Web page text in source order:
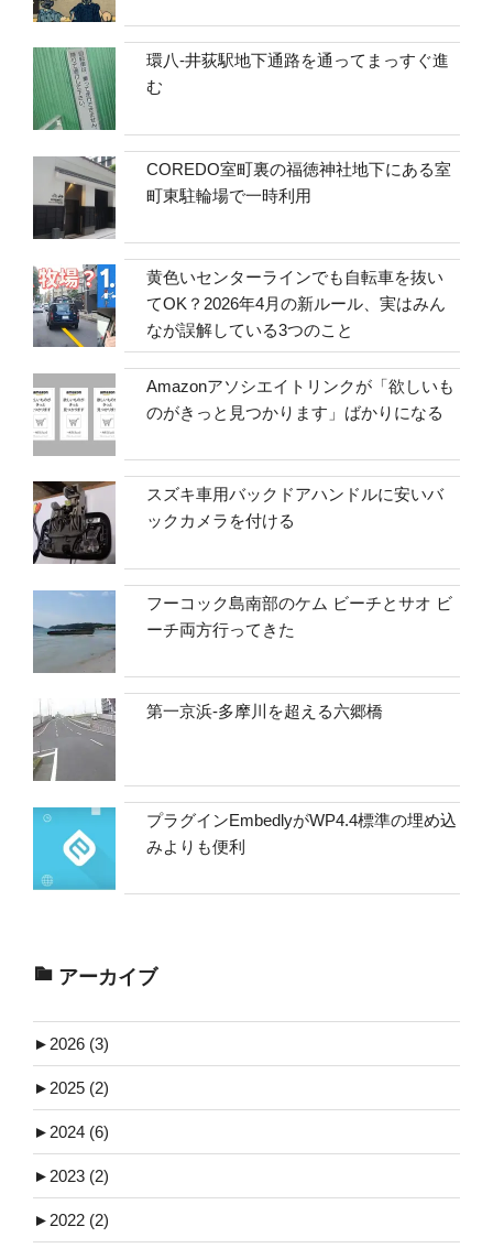
環八-井荻駅地下通路を通ってまっすぐ進
む
COREDO室町裏の福徳神社地下にある室
町東駐輪場で一時利用
黄色いセンターラインでも自転車を抜い
てOK？2026年4月の新ルール、実はみん
なが誤解している3つのこと
Amazonアソシエイトリンクが「欲しいも
のがきっと見つかります」ばかりになる
スズキ車用バックドアハンドルに安いバ
ックカメラを付ける
フーコック島南部のケム ビーチとサオ ビ
ーチ両方行ってきた
第一京浜-多摩川を超える六郷橋
プラグインEmbedlyがWP4.4標準の埋め込
みよりも便利
アーカイブ
► 2026 (3)
► 2025 (2)
► 2024 (6)
► 2023 (2)
► 2022 (2)